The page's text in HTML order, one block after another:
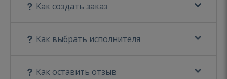
Как создать заказ
Как выбрать исполнителя
Как оставить отзыв